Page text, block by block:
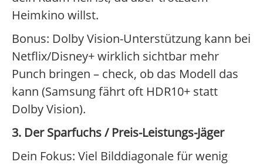
Heimkino willst.
Bonus: Dolby Vision-Unterstützung kann bei
Netflix/Disney+ wirklich sichtbar mehr
Punch bringen – check, ob das Modell das
kann (Samsung fährt oft HDR10+ statt
Dolby Vision).
3. Der Sparfuchs / Preis-Leistungs-Jäger
Dein Fokus: Viel Bilddiagonale für wenig